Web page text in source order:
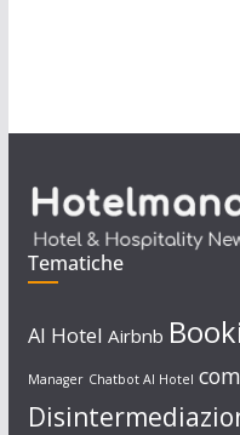
Tematiche
AI Hotel Airbnb
Manager Chatbot AI Hotel